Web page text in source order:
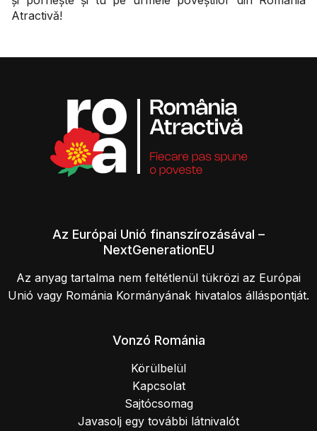
Atractivă!
Az Európai Unió finanszírozásával –
NextGenerationEU
Az anyag tartalma nem feltétlenül tükrözi az Európai
Unió vagy Románia Kormányának hivatalos álláspontját.
Vonzó Románia
Körülbelül
Kapcsolat
Sajtócsomag
Javasolj egy további látnivalót